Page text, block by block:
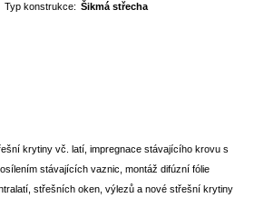
Typ konstrukce: Šikmá střecha
krytiny vč. latí, impregnace stávajícího krovu s
stávajících vaznic, montáž difúzní fólie
střešních oken, výlezů a nové střešní krytiny